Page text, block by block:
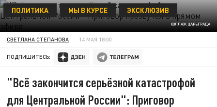
КОЛЛАЖ ЦАРЬГРАДА
ПОЛИТИКА МЫ В КУРСЕ ЭКСКЛЮЗИВ
СВЕТЛАНА СТЕПАНОВА 14 МАЯ 18:00
ПОДПИШИТЕСЬ:
"Всё закончится серьёзной катастрофой
для Центральной России": Приговор